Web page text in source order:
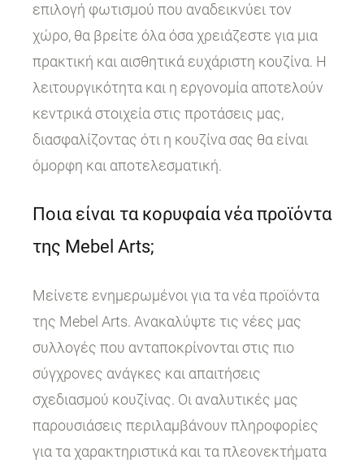
επιλογή φωτισμού που αναδεικνύει τον
χώρο, θα βρείτε όλα όσα χρειάζεστε για μια
πρακτική και αισθητικά ευχάριστη κουζίνα. Η
λειτουργικότητα και η εργονομία αποτελούν
κεντρικά στοιχεία στις προτάσεις μας,
διασφαλίζοντας ότι η κουζίνα σας θα είναι
όμορφη και αποτελεσματική.
Ποια είναι τα κορυφαία νέα προϊόντα
της Mebel Arts;
Μείνετε ενημερωμένοι για τα νέα προϊόντα
της Mebel Arts. Ανακαλύψτε τις νέες μας
συλλογές που ανταποκρίνονται στις πιο
σύγχρονες ανάγκες και απαιτήσεις
σχεδιασμού κουζίνας. Οι αναλυτικές μας
παρουσιάσεις περιλαμβάνουν πληροφορίες
για τα χαρακτηριστικά και τα πλεονεκτήματα